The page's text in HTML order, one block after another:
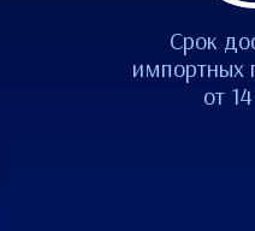
Срок
импортных
от